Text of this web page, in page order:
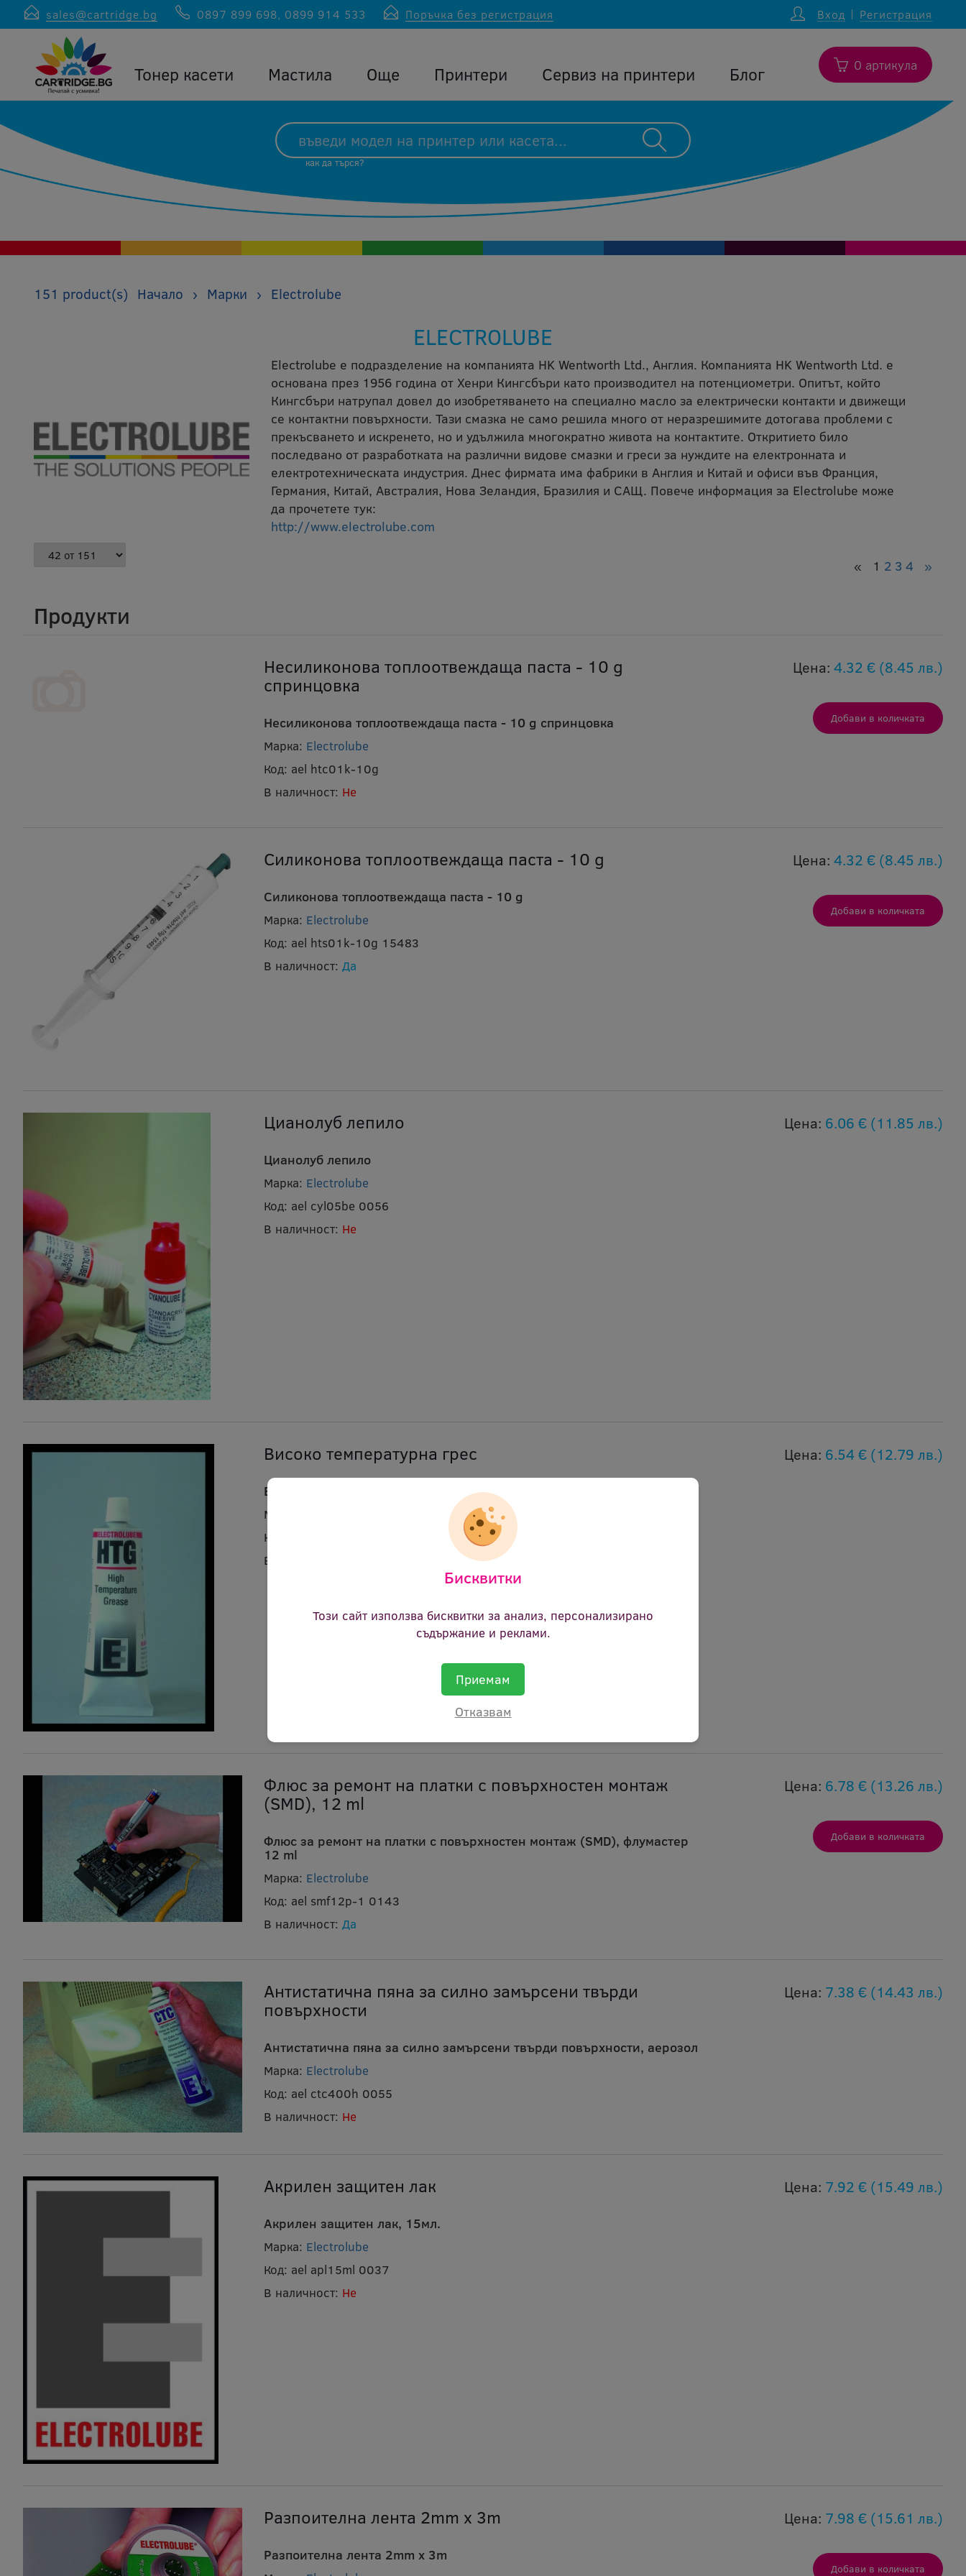
sales@cartridge.bg 0897 899 698, 0899 914 533 Поръчка без регистрация Вход Регистрация
Тонер касети Мастила Още Принтери Сервиз на принтери Блог 0 артикула
как да търся?
151 product(s) Начало › Марки › Electrolube
ELECTROLUBE
Electrolube е подразделение на компанията HK Wentworth Ltd., Англия. Компанията HK Wentworth Ltd. е
основана през 1956 година от Хенри Кингсбъри като производител на потенциометри. Опитът, който
Кингсбъри натрупал довел до изобретяването на специално масло за електрически контакти и движещи
се контактни повърхности. Тази смазка не само решила много от неразрешимите дотогава проблеми с
прекъсването и искренето, но и удължила многократно живота на контактите. Откритието било
последвано от разработката на различни видове смазки и греси за нуждите на електронната и
електротехническата индустрия. Днес фирмата има фабрики в Англия и Китай и офиси във Франция,
Германия, Китай, Австралия, Нова Зеландия, Бразилия и САЩ. Повече информация за Electrolube може
да прочетете тук:
http://www.electrolube.com
« 1 2 3 4 »
Продукти
Несиликонова топлоотвеждаща паста - 10 g
спринцовка
Несиликонова топлоотвеждаща паста - 10 g спринцовка
Марка: Electrolube
Код: ael htc01k-10g
В наличност: Не
Цена: 4.32 € (8.45 лв.)
Силиконова топлоотвеждаща паста - 10 g
Силиконова топлоотвеждаща паста - 10 g
Марка: Electrolube
Код: ael hts01k-10g 15483
В наличност: Да
Цена: 4.32 € (8.45 лв.)
Цианолуб лепило
Цианолуб лепило
Марка: Electrolube
Код: ael cyl05be 0056
В наличност: Не
Цена: 6.06 € (11.85 лв.)
Високо температурна грес
Високо температурна грес
Марка:
Код:
В наличност:
Цена: 6.54 € (12.79 лв.)
Флюс за ремонт на платки с повърхностен монтаж
(SMD), 12 ml
Флюс за ремонт на платки с повърхностен монтаж (SMD), флумастер
12 ml
Марка: Electrolube
Код: ael smf12p-1 0143
В наличност: Да
Цена: 6.78 € (13.26 лв.)
Антистатична пяна за силно замърсени твърди
повърхности
Антистатична пяна за силно замърсени твърди повърхности, аерозол
Марка: Electrolube
Код: ael ctc400h 0055
В наличност: Не
Цена: 7.38 € (14.43 лв.)
Акрилен защитен лак
Акрилен защитен лак, 15мл.
Марка: Electrolube
Код: ael apl15ml 0037
В наличност: Не
Цена: 7.92 € (15.49 лв.)
Разпоителна лента 2mm x 3m
Разпоителна лента 2mm x 3m
Цена: 7.98 € (15.61 лв.)
Бисквитки
Този сайт използва бисквитки за анализ, персонализирано
съдържание и реклами.
Приемам
Отказвам